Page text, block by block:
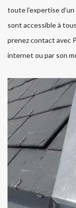
toute l’expertise
sont accessible à
prenez contact avec
internet ou par son